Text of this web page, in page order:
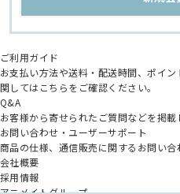
ご利用ガイド
お支払い方法や送料・配送時間、ポイ
関してはこちらをご確認ください。
Q&A
お客様から寄せられたご質問などを掲載
お問い合わせ・ユーザーサポート
商品の仕様、通信販売に関するお問い合
会社概要
採用情報